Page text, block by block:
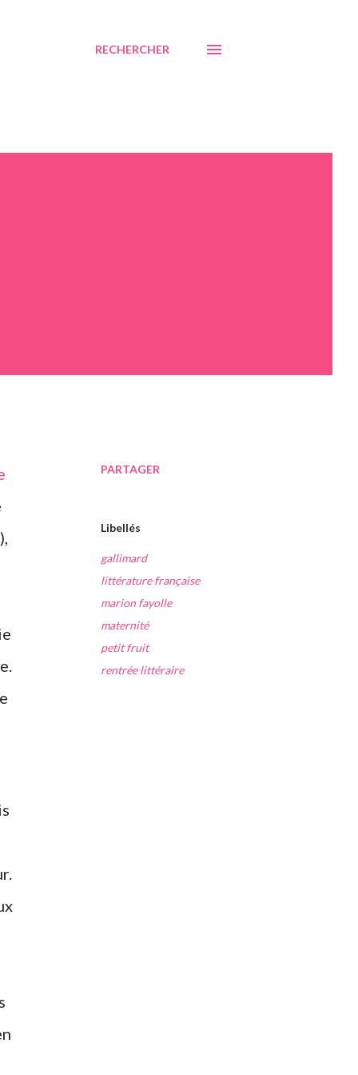
RECHERCHER
PARTAGER
Libellés
gallimard
littérature française
marion fayolle
maternité
petit fruit
rentrée littéraire